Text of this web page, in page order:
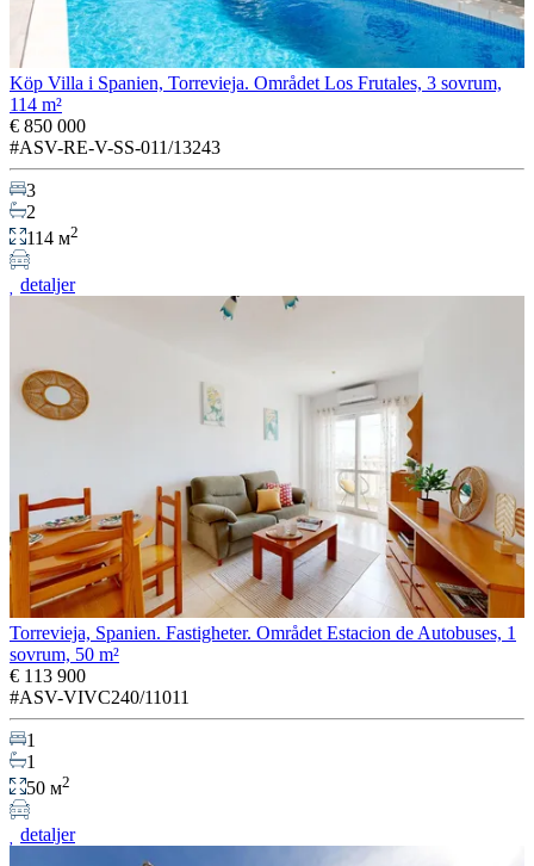
Köp Villa i Spanien, Torrevieja. Området Los Frutales, 3 sovrum,
114 m²
€ 850 000
#ASV-RE-V-SS-011/13243
3
2
114 м2
detaljer
Torrevieja, Spanien. Fastigheter. Området Estacion de Autobuses, 1
sovrum, 50 m²
€ 113 900
#ASV-VIVC240/11011
1
1
50 м2
detaljer